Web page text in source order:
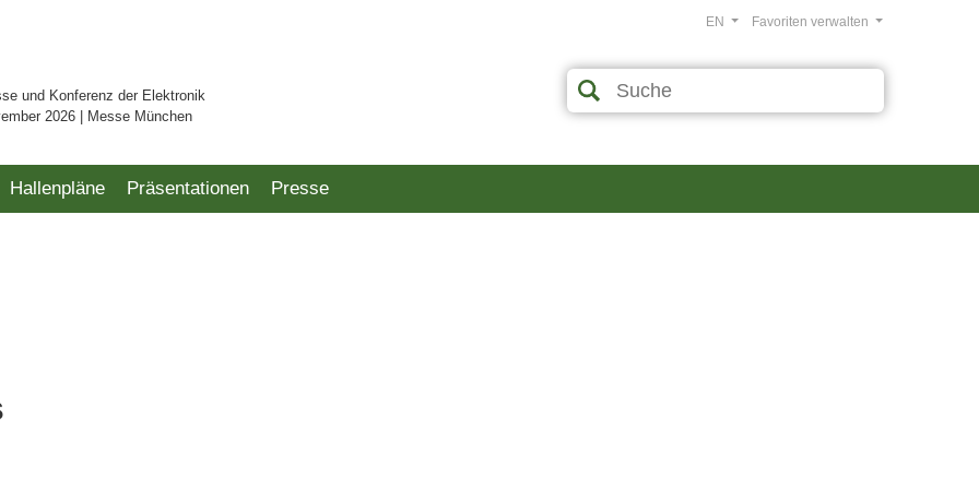
und Konferenz der Elektronik
2026 | Messe München
Favoriten verwalten
EN
Hallenpläne Präsentationen Presse